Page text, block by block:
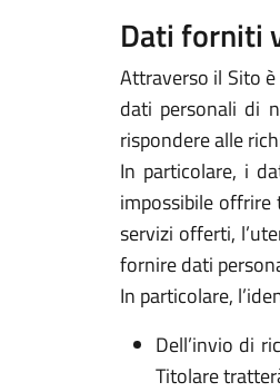
Dati forniti
Attraverso il Sito
dati personali di
rispondere alle
In particolare, i
impossibile offrire
servizi offerti,
fornire dati
In particolare,
Dell’invio di
Titolare